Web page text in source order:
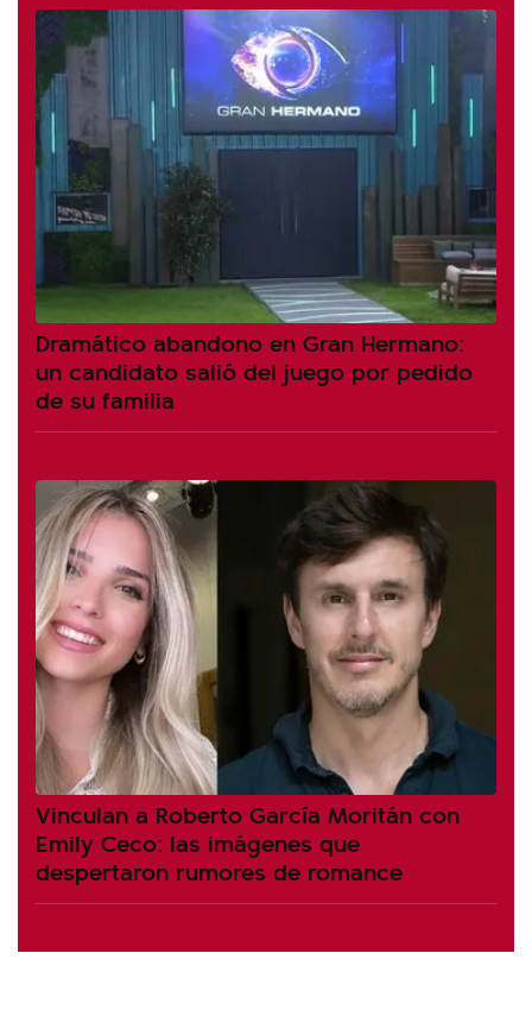
Dramático abandono en Gran Hermano:
un candidato salió del juego por pedido
de su familia
Vinculan a Roberto García Moritán con
Emily Ceco: las imágenes que
despertaron rumores de romance